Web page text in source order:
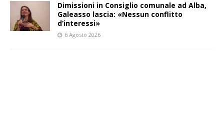
Dimissioni in Consiglio comunale ad Alba,
Galeasso lascia: «Nessun conflitto
d’interessi»
6 Agosto 2026